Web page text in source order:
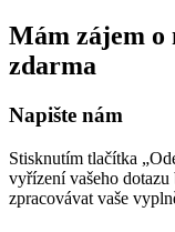
Mám zájem o
zdarma
Napište nám
Stisknutím tlačítka
vyřízení vašeho
zpracovávat vaše